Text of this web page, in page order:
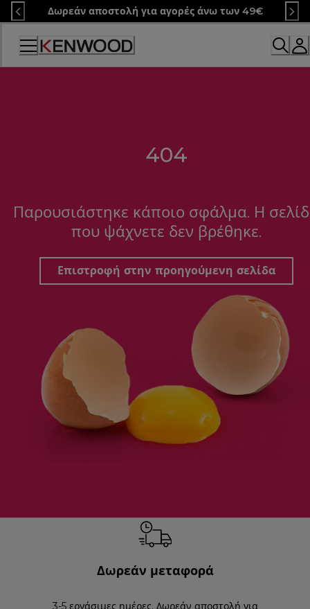
Skip
to
Content
Δωρεάν αποστολή για αγορές άνω των 49€
404
Παρουσιάστηκε κάποιο σφάλμα. Η
που ψάχνετε δεν βρέθηκε.
Επιστροφή στην προηγούμενη σελίδα
Δωρεάν μεταφορά
3-5 εργάσιμες ημέρες. Δωρεάν αποστολή για